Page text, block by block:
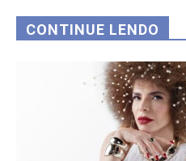
CONTINUE LENDO